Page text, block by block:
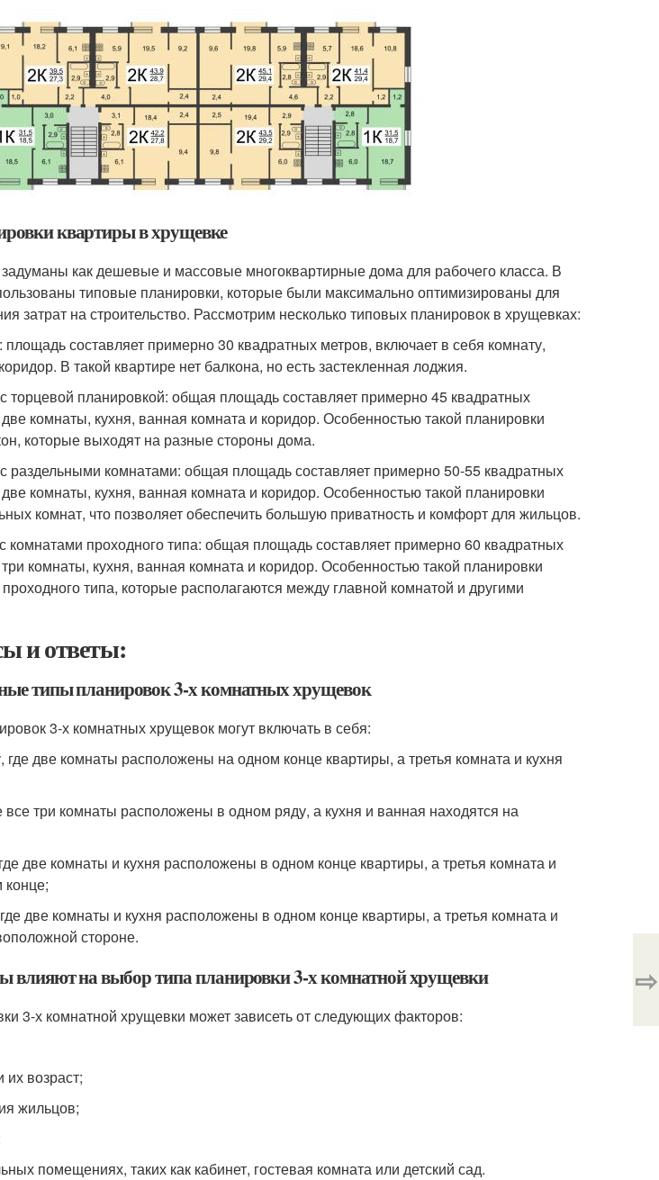
квартиры в хрущевке
как дешевые и массовые многоквартирные дома для рабочего класса. В
типовые планировки, которые были максимально оптимизированы для
затрат на строительство. Рассмотрим несколько типовых планировок в хрущевках:
составляет примерно 30 квадратных метров, включает в себя комнату,
В такой квартире нет балкона, но есть застекленная лоджия.
торцевой планировкой: общая площадь составляет примерно 45 квадратных
комнаты, кухня, ванная комната и коридор. Особенностью такой планировки
которые выходят на разные стороны дома.
раздельными комнатами: общая площадь составляет примерно 50-55 квадратных
комнаты, кухня, ванная комната и коридор. Особенностью такой планировки
комнат, что позволяет обеспечить большую приватность и комфорт для жильцов.
комнатами проходного типа: общая площадь составляет примерно 60 квадратных
комнаты, кухня, ванная комната и коридор. Особенностью такой планировки
типа, которые располагаются между главной комнатой и другими
и ответы:
типы планировок 3-х комнатных хрущевок
3-х комнатных хрущевок могут включать в себя:
две комнаты расположены на одном конце квартиры, а третья комната и кухня
три комнаты расположены в одном ряду, а кухня и ванная находятся на
две комнаты и кухня расположены в одном конце квартиры, а третья комната и
конце;
две комнаты и кухня расположены в одном конце квартиры, а третья комната и
стороне.
влияют на выбор типа планировки 3-х комнатной хрущевки
3-х комнатной хрущевки может зависеть от следующих факторов:
возраст;
жильцов;
помещениях, таких как кабинет, гостевая комната или детский сад.
⇨